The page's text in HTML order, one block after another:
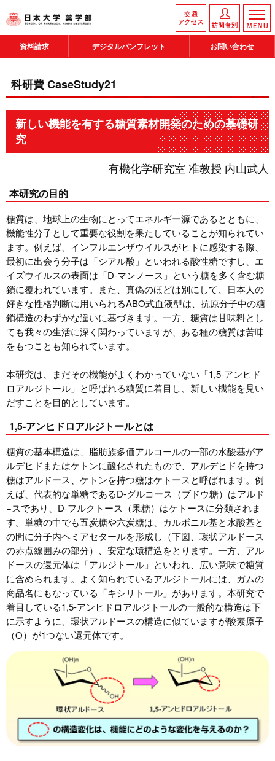
資料請求 デジタルパンフレット お問い合わせ
科研費 CaseStudy21
新しい機能を有する糖質素材開発のための基礎研
究
有機化学研究室 准教授 内山武人
本研究の目的
糖質は、地球上の生物にとってエネルギー源であるとともに、
機能性分子として重要な役割を果たしていることが知られてい
ます。例えば、インフルエンザウイルスがヒトに感染する際、
最初に出会う分子は「シアル酸」といわれる酸性糖ですし、エ
イズウイルスの表面は「D-マンノース」という糖を多く含む糖
鎖に覆われています。また、真偽のほどは別にして、日本人の
好きな性格判断に用いられるABO式血液型は、抗原分子中の糖
鎖構造のわずかな違いに基づきます。一方、糖質は甘味料とし
ても我々の生活に深く関わっていますが、ある種の糖質は苦味
をもつことも知られています。
本研究は、まだその機能がよくわかっていない「1,5-アンヒド
ロアルジトール」と呼ばれる糖質に着目し、新しい機能を見い
だすことを目的としています。
1,5-アンヒドロアルジトールとは
糖質の基本構造は、脂肪族多価アルコールの一部の水酸基がア
ルデヒドまたはケトンに酸化されたもので、アルデヒドを持つ
糖はアルドース、ケトンを持つ糖はケトースと呼ばれます。例
えば、代表的な単糖であるD-グルコース（ブドウ糖）はアルド
−スであり、D-フルクトース（果糖）はケトースに分類されま
す。単糖の中でも五炭糖や六炭糖は、カルボニル基と水酸基と
の間に分子内ヘミアセタールを形成し（下図、環状アルドース
の赤点線囲みの部分）、安定な環構造をとります。一方、アル
ドースの還元体は「アルジトール」といわれ、広い意味で糖質
に含められます。よく知られているアルジトールには、ガムの
商品名にもなっている「キシリトール」があります。本研究で
着目している1,5-アンヒドロアルジトールの一般的な構造は下
に示すように、環状アルドースの構造に似ていますが酸素原子
（O）が1つない還元体です。